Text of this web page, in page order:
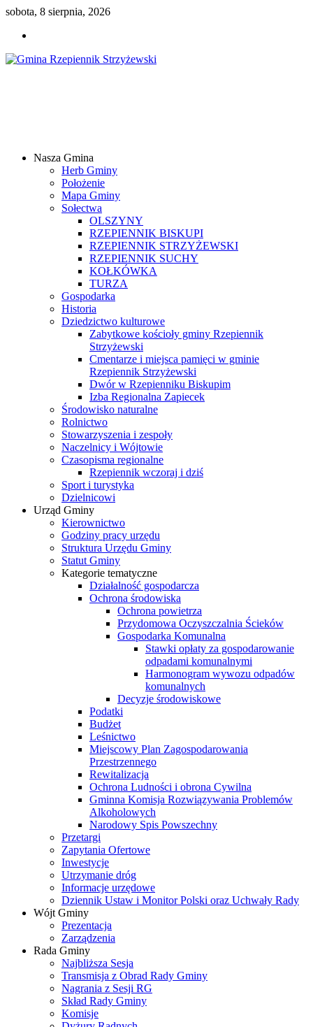
sobota, 8 sierpnia, 2026
Samorządowy
Internetowy
Nasza Gmina
Herb Gminy
Położenie
Mapa Gminy
Sołectwa
OLSZYNY
RZEPIENNIK BISKUPI
RZEPIENNIK STRZYŻEWSKI
RZEPIENNIK SUCHY
KOŁKÓWKA
TURZA
Gospodarka
Historia
Dziedzictwo kulturowe
Zabytkowe kościoły gminy Rzepiennik
Strzyżewski
Cmentarze i miejsca pamięci w gminie
Rzepiennik Strzyżewski
Dwór w Rzepienniku Biskupim
Izba Regionalna Zapiecek
Środowisko naturalne
Rolnictwo
Stowarzyszenia i zespoły
Naczelnicy i Wójtowie
Czasopisma regionalne
Rzepiennik wczoraj i dziś
Sport i turystyka
Dzielnicowi
Urząd Gminy
Kierownictwo
Godziny pracy urzędu
Struktura Urzędu Gminy
Statut Gminy
Kategorie tematyczne
Działalność gospodarcza
Ochrona środowiska
Ochrona powietrza
Przydomowa Oczyszczalnia Ścieków
Gospodarka Komunalna
Stawki opłaty za gospodarowanie
odpadami komunalnymi
Harmonogram wywozu odpadów
komunalnych
Decyzje środowiskowe
Podatki
Budżet
Leśnictwo
Miejscowy Plan Zagospodarowania
Przestrzennego
Rewitalizacja
Ochrona Ludności i obrona Cywilna
Gminna Komisja Rozwiązywania Problemów
Alkoholowych
Narodowy Spis Powszechny
Przetargi
Zapytania Ofertowe
Inwestycje
Utrzymanie dróg
Informacje urzędowe
Dziennik Ustaw i Monitor Polski oraz Uchwały Rady
Wójt Gminy
Prezentacja
Zarządzenia
Rada Gminy
Najbliższa Sesja
Transmisja z Obrad Rady Gminy
Nagrania z Sesji RG
Skład Rady Gminy
Komisje